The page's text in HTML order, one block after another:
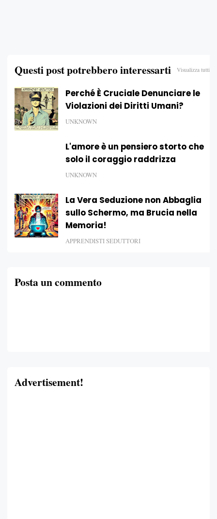
Questi post potrebbero interessarti Visualizza tutti
Perché È Cruciale Denunciare le
Violazioni dei Diritti Umani?
UNKNOWN
L'amore è un pensiero storto che
solo il coraggio raddrizza
UNKNOWN
La Vera Seduzione non Abbaglia
sullo Schermo, ma Brucia nella
Memoria!
APPRENDISTI SEDUTTORI
Posta un commento
Advertisement!